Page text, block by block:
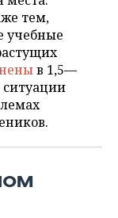
тем,
учебные
в 1,5—
ситуации